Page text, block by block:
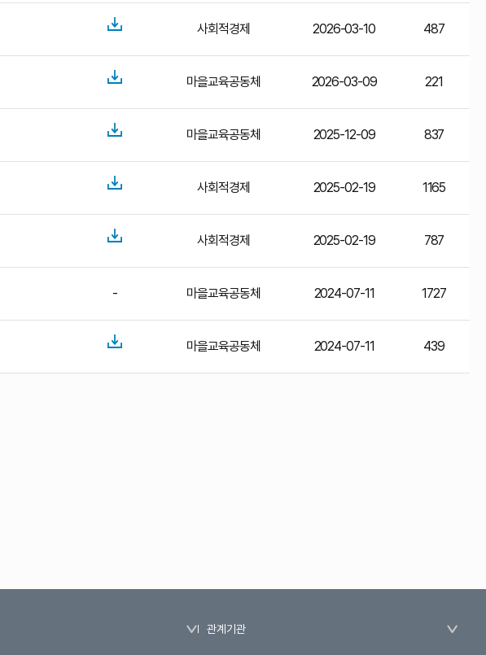
사회적경제 2026-03-10 487
마을교육공동체 2026-03-09 221
마을교육공동체 2025-12-09 837
사회적경제 2025-02-19 1165
사회적경제 2025-02-19 787
- 마을교육공동체 2024-07-11 1727
마을교육공동체 2024-07-11 439